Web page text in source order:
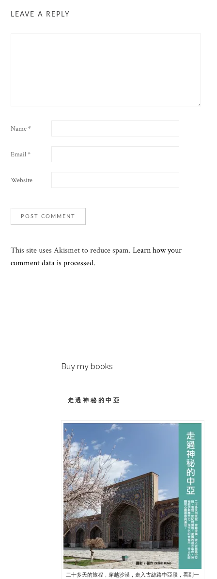
LEAVE A REPLY
Name*
Email*
Website
This site uses Akismet to reduce spam.Learn how your
comment data is processed.
Buy my books
走過神秘的中亞
二十多天的旅程，穿越沙漠，走入古絲路中亞段，看到一